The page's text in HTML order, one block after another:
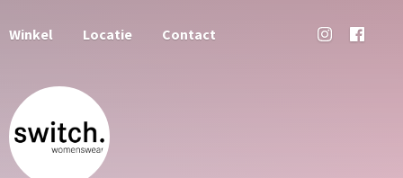
Winkel Locatie Contact